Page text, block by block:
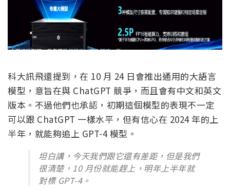
科大訊飛還提到，在 10 月 24 日會推出通用的大語言
模型，意旨在與 ChatGPT 競爭，而且會有中文和英文
版本。不過他們也承認，初期這個模型的表現不一定
可以跟 ChatGPT 一樣水平，但有信心在 2024 年的上
半年，就能夠追上 GPT-4 模型。
坦白講，今天我們跟它還有差距，但是我們
很清楚，10 月份就能趕上，明年上半年就
對標 GPT-4。